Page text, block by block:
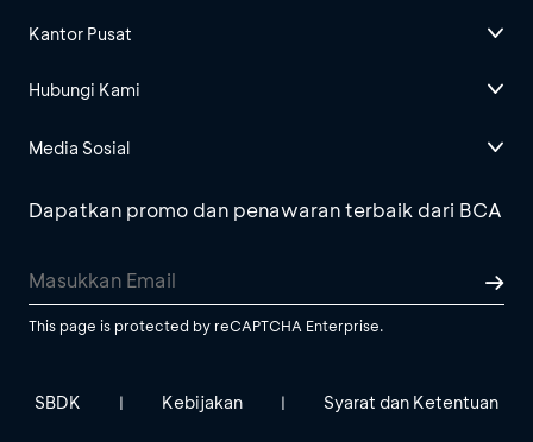
Kantor Pusat
Hubungi Kami
Media Sosial
Dapatkan promo dan penawaran terbaik dari BCA
This page is protected by reCAPTCHA Enterprise.
SBDK | Kebijakan | Syarat dan Ketentuan